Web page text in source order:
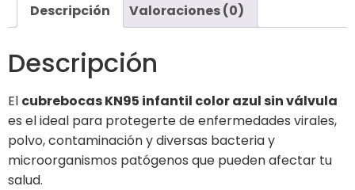
Descripción Valoraciones (0)
Descripción
El cubrebocas KN95 infantil color azul sin válvula
es el ideal para protegerte de enfermedades virales,
polvo, contaminación y diversas bacteria y
microorganismos patógenos que pueden afectar tu
salud.